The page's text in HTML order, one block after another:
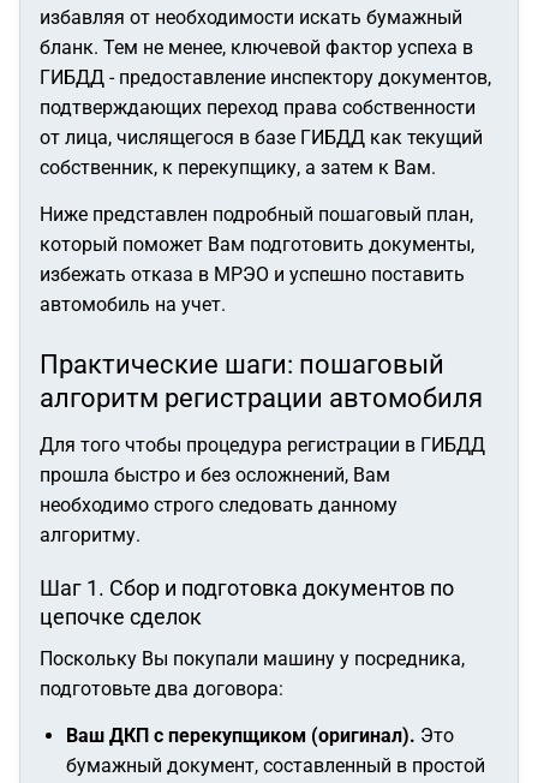
избавляя от необходимости искать бумажный
бланк. Тем не менее, ключевой фактор успеха в
ГИБДД - предоставление инспектору документов,
подтверждающих переход права собственности
от лица, числящегося в базе ГИБДД как текущий
собственник, к перекупщику, а затем к Вам.
Ниже представлен подробный пошаговый план,
который поможет Вам подготовить документы,
избежать отказа в МРЭО и успешно поставить
автомобиль на учет.
Практические шаги: пошаговый
алгоритм регистрации автомобиля
Для того чтобы процедура регистрации в ГИБДД
прошла быстро и без осложнений, Вам
необходимо строго следовать данному
алгоритму.
Шаг 1. Сбор и подготовка документов по
цепочке сделок
Поскольку Вы покупали машину у посредника,
подготовьте два договора:
Ваш ДКП с перекупщиком (оригинал). Это
бумажный документ, составленный в простой